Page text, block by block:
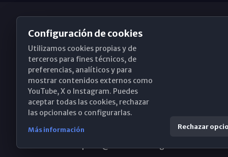
Obispado de Málaga
Santa María, 18-20. 29015 Málaga
(+34) 952 224 386
Configuración de cookies
Utilizamos cookies propias y de
terceros para fines técnicos, de
preferencias, analíticos y para
mostrar contenidos externos como
YouTube, X o Instagram. Puedes
aceptar todas las cookies, rechazar
las opcionales o configurarlas.
Más información Rechazar